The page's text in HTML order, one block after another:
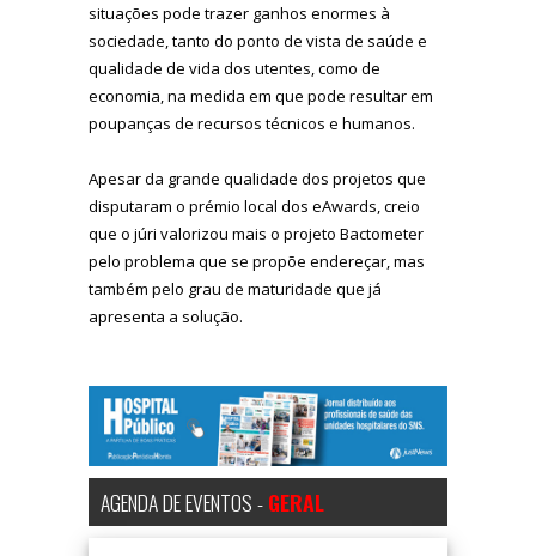
situações pode trazer ganhos enormes à
sociedade, tanto do ponto de vista de saúde e
qualidade de vida dos utentes, como de
economia, na medida em que pode resultar em
poupanças de recursos técnicos e humanos.
Apesar da grande qualidade dos projetos que
disputaram o prémio local dos eAwards, creio
que o júri valorizou mais o projeto Bactometer
pelo problema que se propõe endereçar, mas
também pelo grau de maturidade que já
apresenta a solução.
AGENDA DE EVENTOS -GERAL